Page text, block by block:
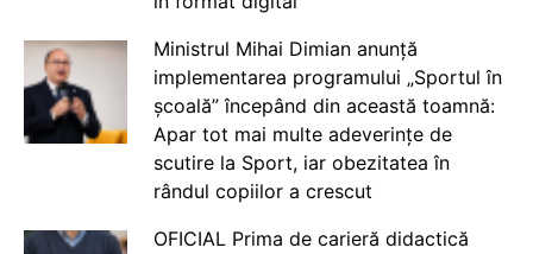
Ministrul Mihai Dimian anunță
implementarea programului „Sportul în
școală” începând din această toamnă:
Apar tot mai multe adeverințe de
scutire la Sport, iar obezitatea în
rândul copiilor a crescut
OFICIAL Prima de carieră didactică